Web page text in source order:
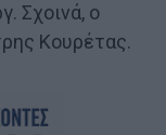
Σχοινά, ο
Κουρέτας.